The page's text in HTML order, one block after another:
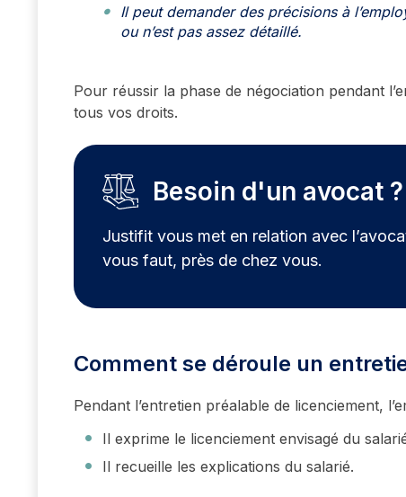
Il peut demander des précisions à
ou n’est pas assez détaillé.
Pour réussir la phase de négociation pendant
tous vos droits.
Besoin d'un avocat ?
Justifit vous met en relation avec
vous faut, près de chez vous.
Comment se déroule un
Pendant l’entretien préalable de licenciement,
Il exprime le licenciement envisagé du
Il recueille les explications du salarié.